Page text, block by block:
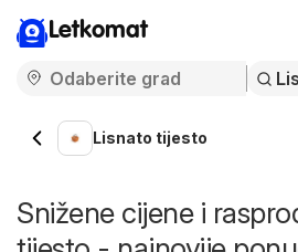
Letkomat
Lisnato tijesto
Snižene cijene i